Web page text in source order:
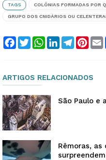
TAGS COLÔNIAS FORMADAS POR
GRUPO DOS CNIDÁRIOS OU
Facebook
TwitterWhatsApp
LinkedInTelegram
ARTIGOS RELACIONADOS
São Paulo e
Rêmoras, as